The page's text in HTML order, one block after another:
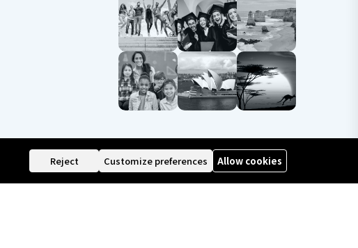
Reject Customize preferences Allow cookies